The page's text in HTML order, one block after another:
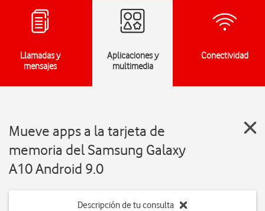
Llamadas y
mensajes
Aplicaciones y
multimedia
Conectividad
Mueve apps a la tarjeta de
memoria del Samsung Galaxy
A10 Android 9.0
Descripción de tu consulta